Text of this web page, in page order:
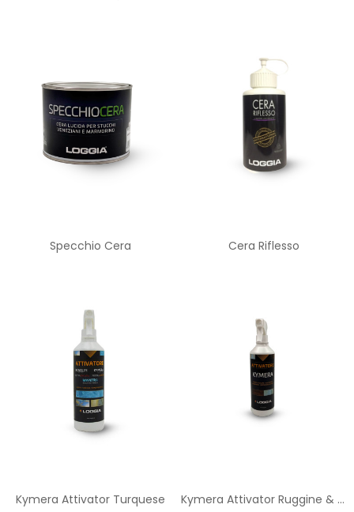
Specchio Cera Cera Riflesso
Kymera Attivator Turquese Kymera Attivator Ruggine & Verderame